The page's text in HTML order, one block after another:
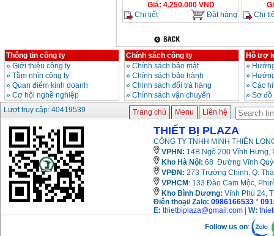
Giá: 4.250.000VND
Chi tiết
Đặt hàng
Chi
Thông tin công ty
» Giới thiệu công ty
» Tầm nhìn công ty
» Quan điểm kinh doanh
» Cơ hội nghề nghiệp
Chính sách công ty
» Chính sách bảo mật
» Chính sách bảo hành
» Chinh sách đổi trả hàng
» Chính sách vận chuyển
Hỗ trợ
»
»
» Các
» Sơ
Lượt truy cập: 40419539
Trang chủ Menu Liên hệ
THIẾT BỊ PLAZA
CÔNG TY TNHH MINH THIÊN
VPHN: 14B Ngõ 200 Vĩnh Hưng,
Kho Hà Nội: 68 Đường Vĩnh
VPĐN: 273 Trường Chinh, Q.
VPHCM : 133 Đào Cam Mộc,
Kho Bình Dương: Vĩnh Phú 24,
Điện thoại/ Zalo: 0986166533 *
E: thietbiplaza@gmail.com W:
Follow us on: